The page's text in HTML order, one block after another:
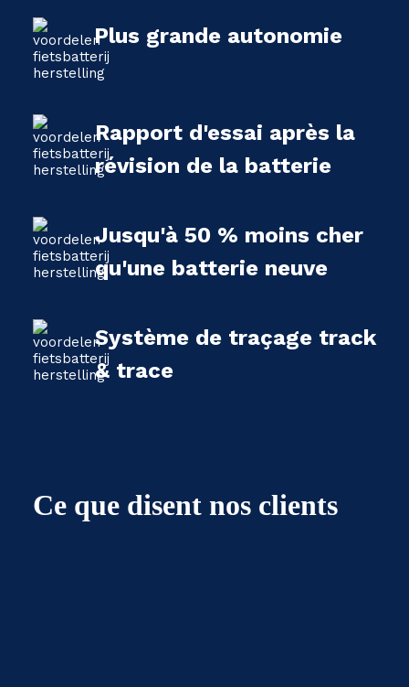
Plus grande autonomie
Rapport d'essai après la
révision de la batterie
Jusqu'à 50 % moins cher
qu'une batterie neuve
Système de traçage track
& trace
Ce que disent nos clients